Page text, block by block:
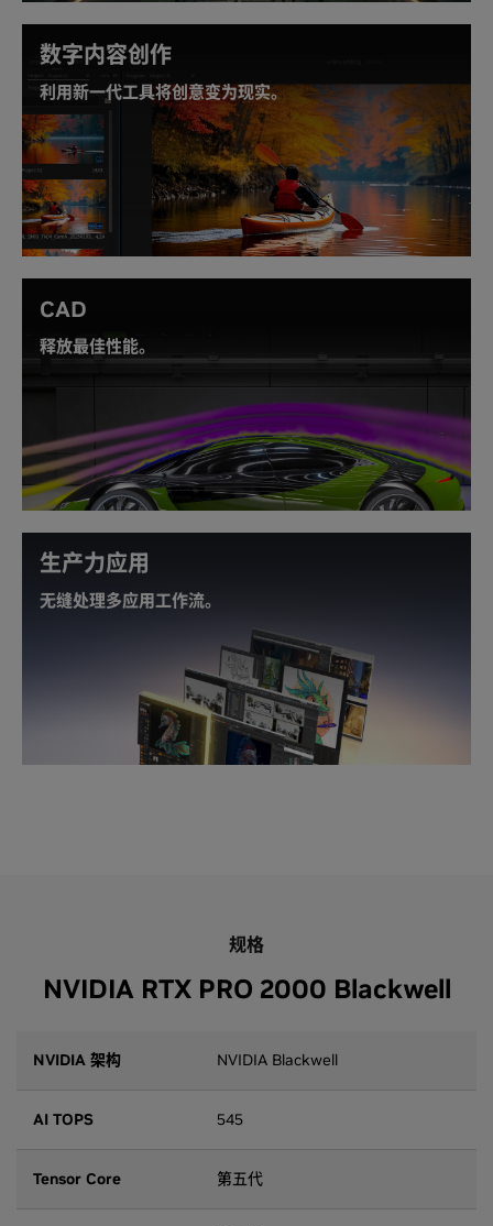
数字内容创作
利用新一代工具将创意变为现实。
RTX PRO 2000 可轻松提升复杂的多应用创意工作流。
借助第 5 代 Tensor Core，实现具有更快 AI 性能的新功
能，支持 8k 视频编辑以及多流视频应用所需的性能。
体验加速的图形性能、实时渲染，并利用AI 赋能工具
实
现卓越的生产力。
CAD
释放最佳性能。
融合实时光线追踪、AI 增强功能和高帧率，实现要求严
苛的计算机辅助设计工作流，呈现具有出色细节和清晰
度的卓越模型。更高效率的无缝迭代和协作。
生产力应用
无缝处理多应用工作流。
无障碍地专注于最重要的工作。RTX PRO 2000 让您能
够轻松地无缝处理复杂的多应用工作流。
规格
NVIDIA RTX PRO 2000 Blackwell
NVIDIA 架构 NVIDIA Blackwell
AI TOPS 545
Tensor Core 第五代